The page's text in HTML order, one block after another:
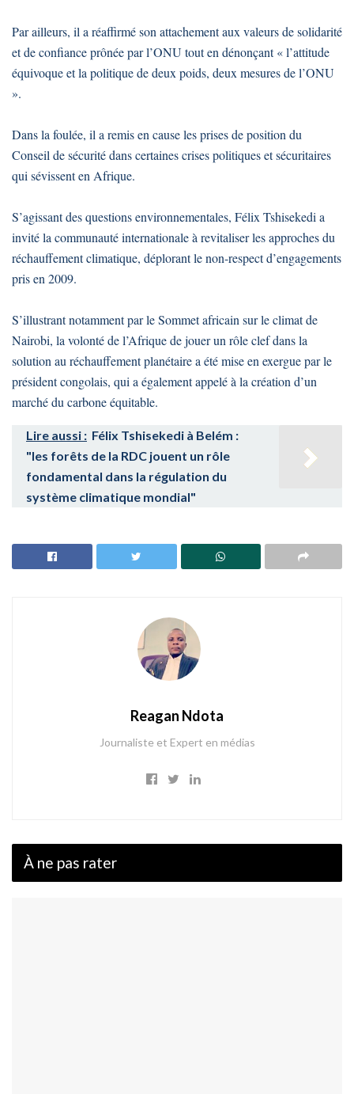
Par ailleurs, il a réaffirmé son attachement aux valeurs de solidarité
et de confiance prônée par l’ONU tout en dénonçant « l’attitude
équivoque et la politique de deux poids, deux mesures de l’ONU
».
Dans la foulée, il a remis en cause les prises de position du
Conseil de sécurité dans certaines crises politiques et sécuritaires
qui sévissent en Afrique.
S’agissant des questions environnementales, Félix Tshisekedi a
invité la communauté internationale à revitaliser les approches du
réchauffement climatique, déplorant le non-respect d’engagements
pris en 2009.
S’illustrant notamment par le Sommet africain sur le climat de
Nairobi, la volonté de l’Afrique de jouer un rôle clef dans la
solution au réchauffement planétaire a été mise en exergue par le
président congolais, qui a également appelé à la création d’un
marché du carbone équitable.
Lire aussi : Félix Tshisekedi à Belém :
"les forêts de la RDC jouent un rôle
fondamental dans la régulation du
système climatique mondial"
Reagan Ndota
Journaliste et Expert en médias
À ne pas rater